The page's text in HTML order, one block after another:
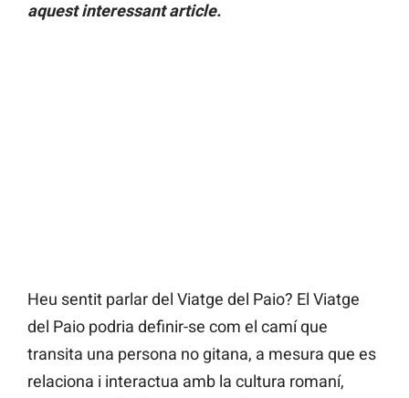
aquest interessant article.
Heu sentit parlar del Viatge del Paio? El Viatge
del Paio podria definir-se com el camí que
transita una persona no gitana, a mesura que es
relaciona i interactua amb la cultura romaní,